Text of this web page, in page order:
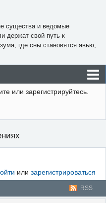
существа и ведомые
держат свой путь к
где сны становятся явью,
или зарегистрируйтесь.
или зарегистрироваться
RSS